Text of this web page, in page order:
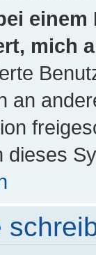
mich
an
dieses